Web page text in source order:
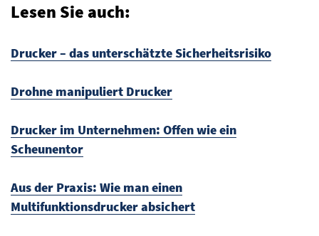
Lesen Sie auch:
Drucker – das unterschätzte Sicherheitsrisiko
Drohne manipuliert Drucker
Drucker im Unternehmen: Offen wie ein
Scheunentor
Aus der Praxis: Wie man einen
Multifunktionsdrucker absichert